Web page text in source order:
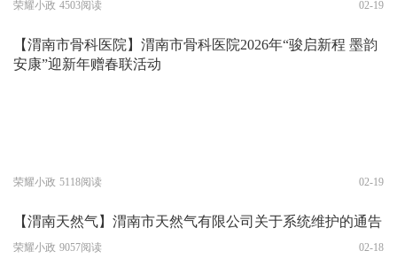
荣耀小政 4503阅读 02-19
【渭南市骨科医院】渭南市骨科医院2026年“骏启新程 墨韵
安康”迎新年赠春联活动
荣耀小政 5118阅读 02-19
【渭南天然气】渭南市天然气有限公司关于系统维护的通告
荣耀小政 9057阅读 02-18